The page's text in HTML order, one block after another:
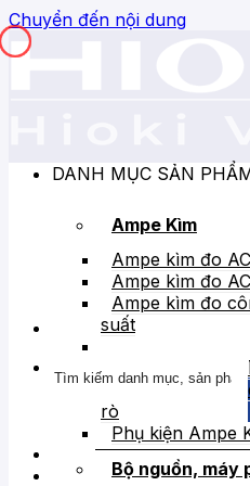
Chuyển đến nội dung
DANH MỤC SẢN
Ampe Kìm
Ampe kìm đo AC
Ampe kìm đo
Ampe kìm đo
suất
rò
Phụ kiện Ampe
Bộ nguồn, máy